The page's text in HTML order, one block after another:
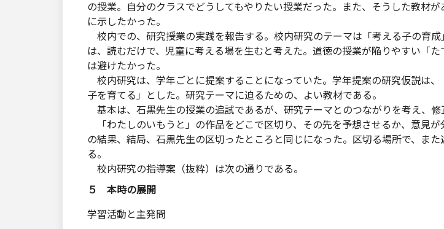
の授業。自分のクラスでどうしてもやりたい授業だった。また、そうした教材
に示したかった。
校内での、研究授業の実践を報告する。校内研究のテーマは「考える子の育
は、読むだけで、児童に考える場を生むと考えた。道徳の授業が陥りやすい「た
は避けたかった。
校内研究は、学年ごとに提案することになっていた。学年提案の研究仮説は、
子を育てる」とした。研究テーマに迫るための、よい教材である。
基本は、石黒先生の授業の追試であるが、研究テーマとのつながりを考え、修
「わたしのいもうと」の作品をどこで区切り、その先を予想させるか、意見が
の結果、結局、石黒先生の区切ったところと同じになった。区切る場所で、ま
る。
校内研究の指導案（抜粋）は次の通りである。
５ 本時の展開
学習活動と主発問